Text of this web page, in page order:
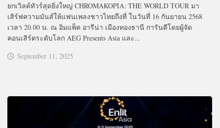
ยกเวิลด์ทัวร์สุดยิ่งใหญ่ CHROMAKOPIA: THE WORLD TOUR มา
เสิร์ฟความมันส์ให้แฟนเพลงชาวไทยถึงที่ ในวันที่ 16 กันยายน 2568
เวลา 20.00 น. ณ อิมแพ็ค อารีน่า เมืองทองธานี การันตีโดยผู้จัด
คอนเสิร์ตระดับโลก AEG Presents Asia และ...
September 11, 2025